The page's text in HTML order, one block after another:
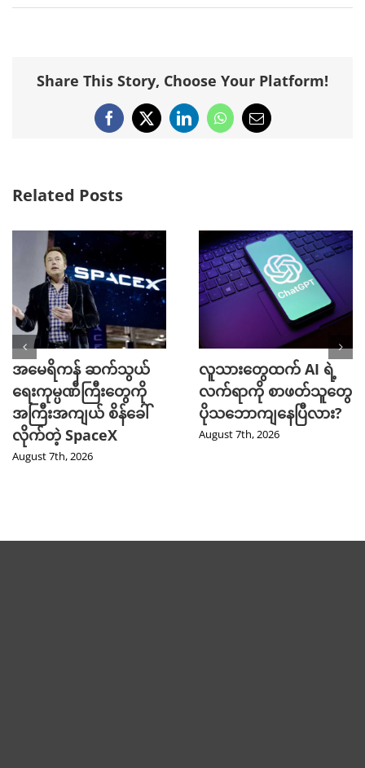
Share This Story, Choose Your Platform!
Facebook
X LinkedInWhatsApp
Email
Related Posts
အမေရိကန် ဆက်သွယ်
ရေးကုမ္ပဏီကြီးတွေကို
အကြီးအကျယ် စိန်ခေါ်
လိုက်တဲ့ SpaceX
August 7th, 2026
လူသားတွေထက် AI ရဲ့
လက်ရာကို စာဖတ်သူတွေ
ပိုသဘောကျနေပြီလား?
August 7th, 2026